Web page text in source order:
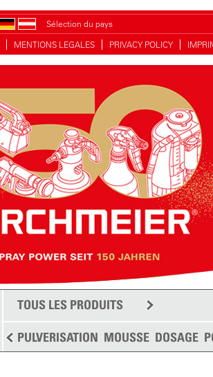
Sélection du pays
MENTIONS LEGALES PRIVACY POLICY
TOUS LES PRODUITS
PULVERISATION MOUSSE DOSAGE